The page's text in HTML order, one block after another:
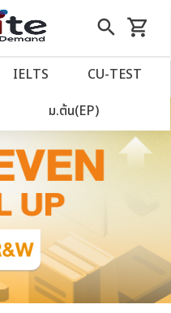
close
search
Skip
to
shopping_cart
รถเข็น
IELTS CU‑TEST
ม.ต้น(EP)